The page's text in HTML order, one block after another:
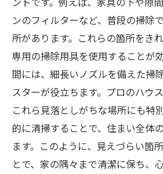
ンのフィルターなど、普段の掃除
所があります。これらの箇所をき
専用の掃除用具を使用することが
間には、細長いノズルを備えた掃
スターが役立ちます。プロのハウ
これら見落としがちな場所にも特
的に清掃することで、住まい全体
ます。このように、見えづらい箇
とで、家の隅々まで清潔に保ち、